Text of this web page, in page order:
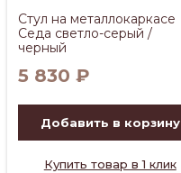
Стул на металлокаркасе
Седа светло-серый /
черный
5 830 ₽
Добавить в корзину
Купить товар в 1 клик